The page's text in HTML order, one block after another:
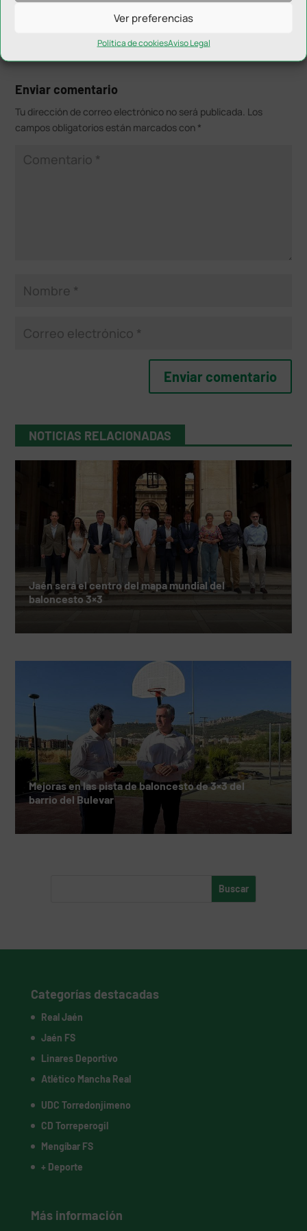
Ver preferencias
Política de cookiesAviso Legal
Enviar comentario
Tu dirección de correo electrónico no será publicada. Los
campos obligatorios están marcados con *
NOTICIAS RELACIONADAS
Jaén será el centro del mapa mundial del
baloncesto 3×3
Mejoras en las pista de baloncesto de 3×3 del
barrio del Bulevar
Categorías destacadas
Real Jaén
Jaén FS
Linares Deportivo
Atlético Mancha Real
UDC Torredonjimeno
CD Torreperogil
Mengíbar FS
+ Deporte
Más información